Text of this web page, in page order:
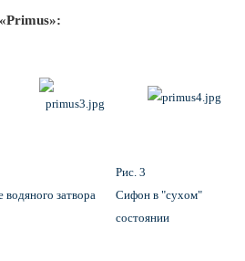
затвора
Рис. 3
Сифон в "сухом"
состоянии